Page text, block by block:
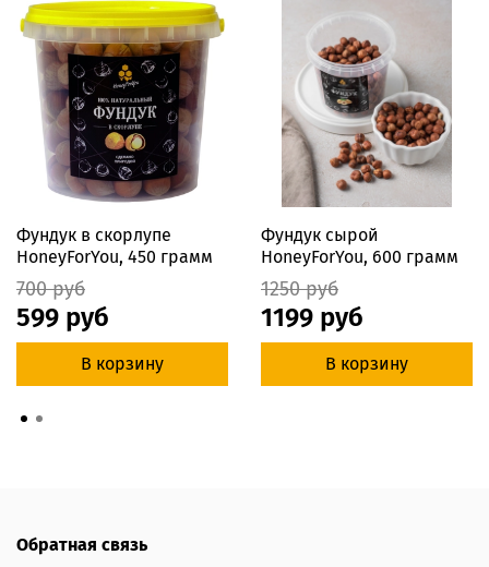
Фундук в скорлупе
HoneyForYou, 450 грамм
700 руб
599 руб
В корзину
Фундук сырой
HoneyForYou, 600 грамм
1250 руб
1199 руб
В корзину
Обратная связь